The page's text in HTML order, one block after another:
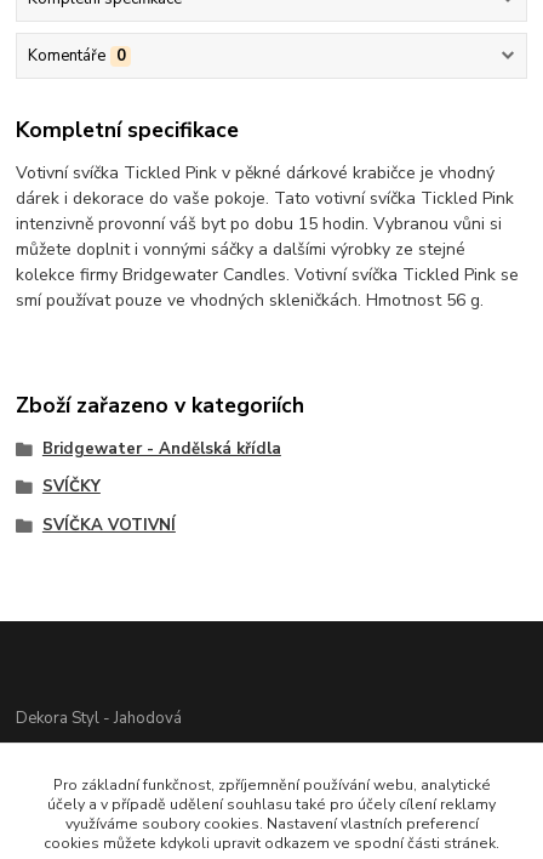
Komentáře 0
Kompletní specifikace
Votivní svíčka Tickled Pink v pěkné dárkové krabičce je vhodný
dárek i dekorace do vaše pokoje. Tato votivní svíčka Tickled Pink
intenzivně provonní váš byt po dobu 15 hodin. Vybranou vůni si
můžete doplnit i vonnými sáčky a dalšími výrobky ze stejné
kolekce firmy Bridgewater Candles. Votivní svíčka Tickled Pink se
smí používat pouze ve vhodných skleničkách. Hmotnost 56 g.
Zboží zařazeno v kategoriích
Bridgewater - Andělská křídla
SVÍČKY
SVÍČKA VOTIVNÍ
Dekora Styl - Jahodová
721312944
info@zbozi-darky.cz
Pro základní funkčnost, zpříjemnění používání webu, analytické
účely a v případě udělení souhlasu také pro účely cílení reklamy
využíváme soubory cookies. Nastavení vlastních preferencí
cookies můžete kdykoli upravit odkazem ve spodní části stránek.